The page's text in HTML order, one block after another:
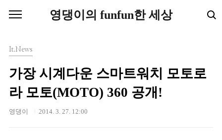
영댕이의 funfun한 세상
It.News
가장 시계다운 스마트워치 모토로
라 모토(MOTO) 360 공개!
영댕이 2014. 3. 27. 12:00